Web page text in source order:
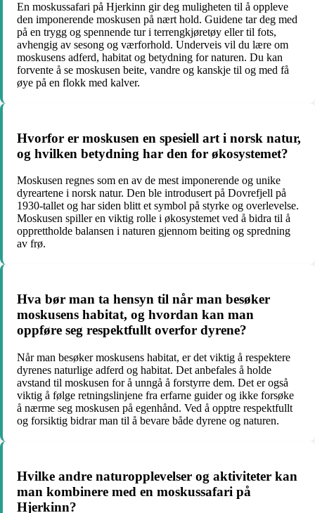
En moskussafari på Hjerkinn gir deg muligheten til å oppleve
den imponerende moskusen på nært hold. Guidene tar deg med
på en trygg og spennende tur i terrengkjøretøy eller til fots,
avhengig av sesong og værforhold. Underveis vil du lære om
moskusens adferd, habitat og betydning for naturen. Du kan
forvente å se moskusen beite, vandre og kanskje til og med få
øye på en flokk med kalver.
Hvorfor er moskusen en spesiell art i norsk natur,
og hvilken betydning har den for økosystemet?
Moskusen regnes som en av de mest imponerende og unike
dyreartene i norsk natur. Den ble introdusert på Dovrefjell på
1930-tallet og har siden blitt et symbol på styrke og overlevelse.
Moskusen spiller en viktig rolle i økosystemet ved å bidra til å
opprettholde balansen i naturen gjennom beiting og spredning
av frø.
Hva bør man ta hensyn til når man besøker
moskusens habitat, og hvordan kan man
oppføre seg respektfullt overfor dyrene?
Når man besøker moskusens habitat, er det viktig å respektere
dyrenes naturlige adferd og habitat. Det anbefales å holde
avstand til moskusen for å unngå å forstyrre dem. Det er også
viktig å følge retningslinjene fra erfarne guider og ikke forsøke
å nærme seg moskusen på egenhånd. Ved å opptre respektfullt
og forsiktig bidrar man til å bevare både dyrene og naturen.
Hvilke andre naturopplevelser og aktiviteter kan
man kombinere med en moskussafari på
Hjerkinn?